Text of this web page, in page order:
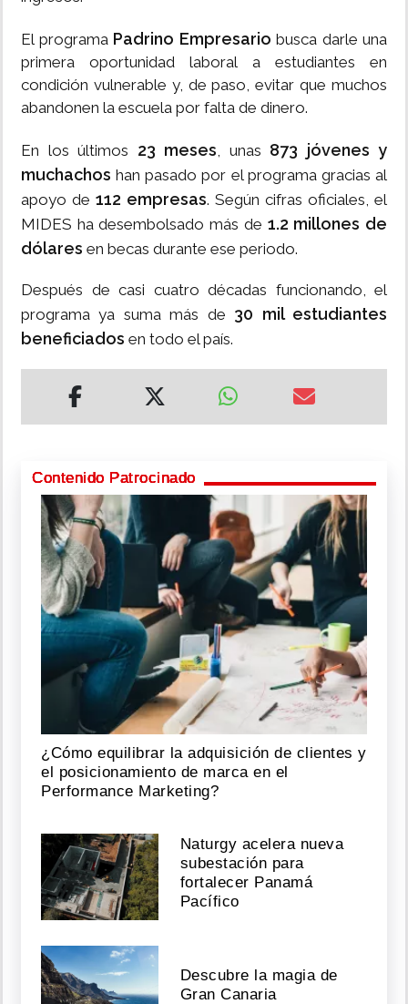
El programa Padrino Empresario busca darle una
primera oportunidad laboral a estudiantes en
condición vulnerable y, de paso, evitar que muchos
abandonen la escuela por falta de dinero.
En los últimos 23 meses, unas 873 jóvenes y
muchachos han pasado por el programa gracias al
apoyo de 112 empresas. Según cifras oficiales, el
MIDES ha desembolsado más de 1.2 millones de
dólares en becas durante ese periodo.
Después de casi cuatro décadas funcionando, el
programa ya suma más de 30 mil estudiantes
beneficiados en todo el país.
Contenido Patrocinado
¿Cómo equilibrar la adquisición de clientes y
el posicionamiento de marca en el
Performance Marketing?
Naturgy acelera nueva
subestación para
fortalecer Panamá
Pacífico
Descubre la magia de
Gran Canaria